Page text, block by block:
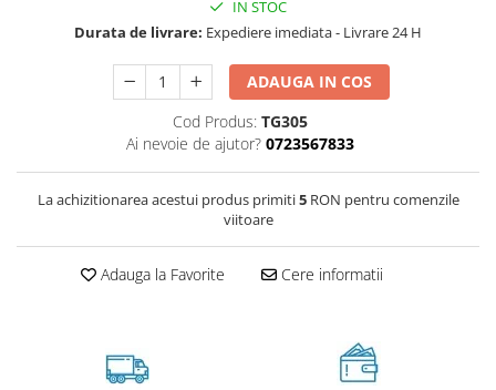
IN STOC
Durata de livrare: Expediere imediata - Livrare 24 H
ADAUGA IN COS
Cod Produs: TG305
Ai nevoie de ajutor? 0723567833
La achizitionarea acestui produs primiti5RON pentru comenzile
viitoare
Adauga la Favorite Cere informatii